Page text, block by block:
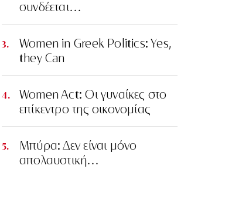
συνδέεται…
Women in Greek Politics: Yes,
they Can
Women Act: Οι γυναίκες στο
επίκεντρο της οικονομίας
Μπύρα: Δεν είναι μόνο
απολαυστική…